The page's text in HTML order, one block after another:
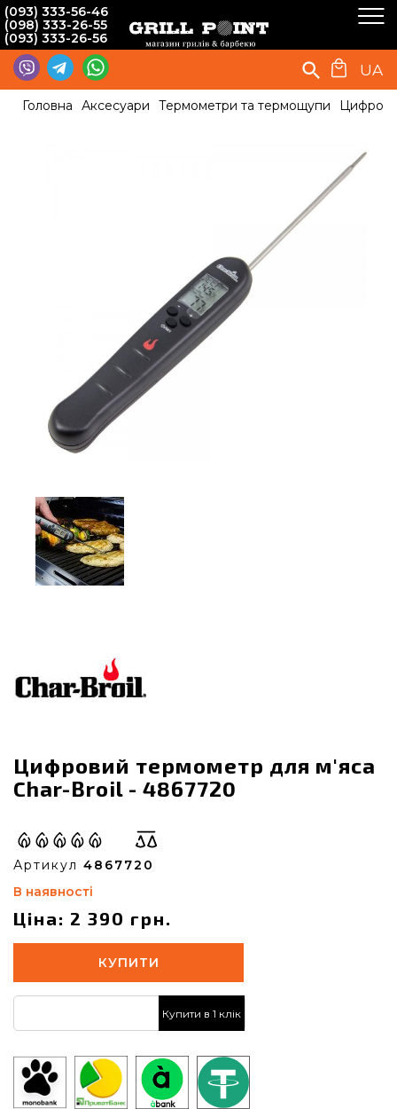
(093) 333-56-46
(098) 333-26-55
(093) 333-26-56
UA
Головна Аксесуари Термометри та термощупи
Цифровий термометр для м'яса
Char-Broil - 4867720
Артикул 4867720
В наявності
Ціна: 2 390 грн.
КУПИТИ
Купити в 1 клік